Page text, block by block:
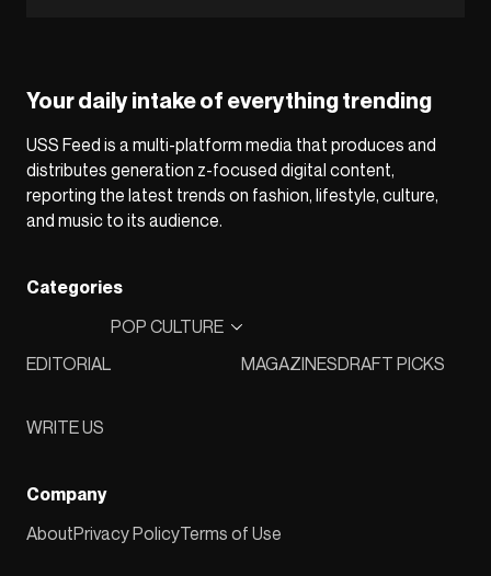
Your daily intake of everything trending
USS Feed is a multi-platform media that produces and
distributes generation z-focused digital content,
reporting the latest trends on fashion, lifestyle, culture,
and music to its audience.
Categories
EDITORIAL
POP CULTURE
MAGAZINESDRAFT PICKS
WRITE US
Company
AboutPrivacy PolicyTerms of Use